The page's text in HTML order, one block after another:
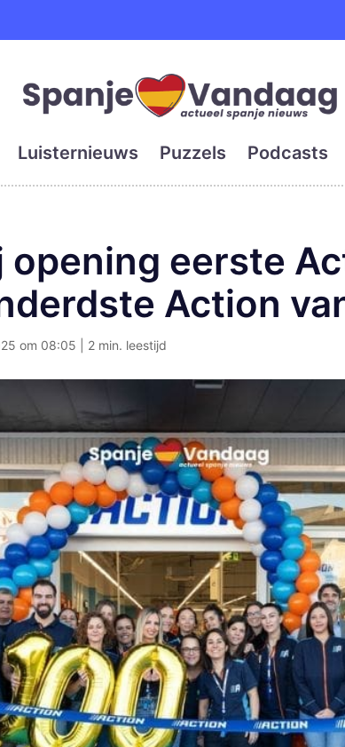
en grootste digitale
Luisternieuws Puzzels Podcasts
opening eerste
Action
om 08:05 | 2 min. leestijd